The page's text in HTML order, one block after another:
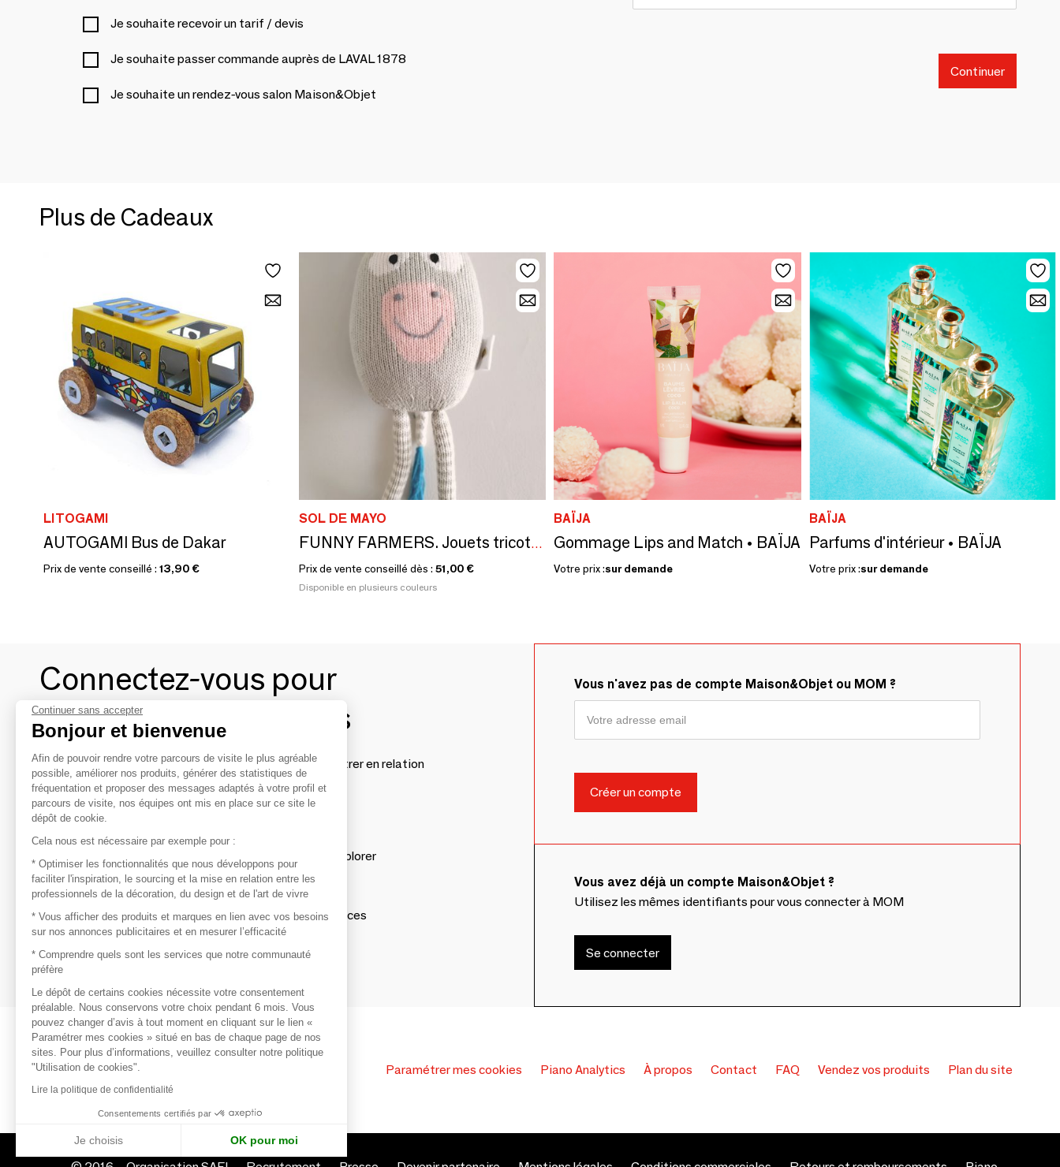
Je souhaite recevoir un tarif / devis
Je souhaite passer commande auprès de LAVAL 1878
Je souhaite un rendez-vous salon Maison&Objet
Continuer
Plus de Cadeaux
LITOGAMI
AUTOGAMI Bus de Dakar
Prix de vente conseillé : 13,90 €
SOL DE MAYO
FUNNY FARMERS. Jouets tricotés. CE standards
Prix de vente conseillé dès : 51,00 €
Disponible en plusieurs couleurs
BAÏJA
Gommage Lips and Match • BAÏJA
Votre prix :sur demande
BAÏJA
Parfums d'intérieur • BAÏJA
Votre prix :sur demande
Connectez-vous pour
contacter les marques
Afin de profiter au mieux de l'expérience MOM et de rentrer en relation
avec vos marques préférées, créez-vous un compte.
Découvrir
Les produits de milliers de fournisseurs à explorer
S'inspirer
Inspiration et sélections de produits tendances
Contacter
Vous n'avez pas de compte Maison&Objet ou MOM ?
Vous avez déjà un compte Maison&Objet ?
Utilisez les mêmes identifiants pour vous connecter à MOM
Se connecter
Paramétrer mes cookies Piano Analytics À propos Contact FAQ Vendez vos produits Plan du site
Continuer sans accepter
Bonjour et bienvenue
Afin de pouvoir rendre votre parcours de visite le plus agréable
possible, améliorer nos produits, générer des statistiques de
fréquentation et proposer des messages adaptés à votre profil et
parcours de visite, nos équipes ont mis en place sur ce site le
dépôt de cookie.
Cela nous est nécessaire par exemple pour :
* Optimiser les fonctionnalités que nous développons pour
faciliter l'inspiration, le sourcing et la mise en relation entre les
professionnels de la décoration, du design et de l'art de vivre
* Vous afficher des produits et marques en lien avec vos besoins
sur nos annonces publicitaires et en mesurer l’efficacité
* Comprendre quels sont les services que notre communauté
préfère
Le dépôt de certains cookies nécessite votre consentement
préalable. Nous conservons votre choix pendant 6 mois. Vous
pouvez changer d’avis à tout moment en cliquant sur le lien «
Paramétrer mes cookies » situé en bas de chaque page de nos
sites. Pour plus d’informations, veuillez consulter notre politique
"Utilisation de cookies".
Lire la politique de confidentialité
Consentements certifiés par
Je choisis OK pour moi